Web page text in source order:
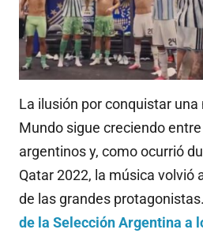
La ilusión por conquistar una
Mundo sigue creciendo
argentinos y, como ocurrió
Qatar 2022, la música volvió
de las grandes
de la Selección Argentina a